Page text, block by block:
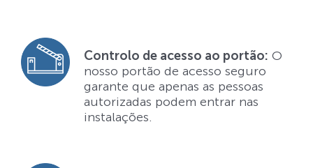
Controlo de acesso ao portão: O
nosso portão de acesso seguro
garante que apenas as pessoas
autorizadas podem entrar nas
instalações.